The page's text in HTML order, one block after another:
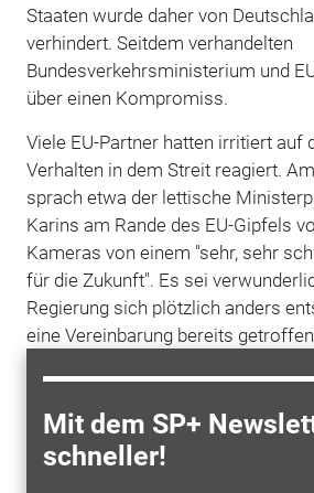
Mit dem SP+
schneller!
Staaten wurde daher von
verhindert. Seitdem verhandelten
Bundesverkehrsministerium und
über einen Kompromiss.
Viele EU-Partner hatten irritiert auf
Verhalten in dem Streit reagiert.
sprach etwa der lettische
Karins am Rande des EU-Gipfels
Kameras von einem "sehr, sehr
für die Zukunft". Es sei
Regierung sich plötzlich anders
eine Vereinbarung bereits
Entscheidungsfindung würde
wir das alle tun würden." Hinter
äußerten sich Diplomaten in
werfen Deutschland einen